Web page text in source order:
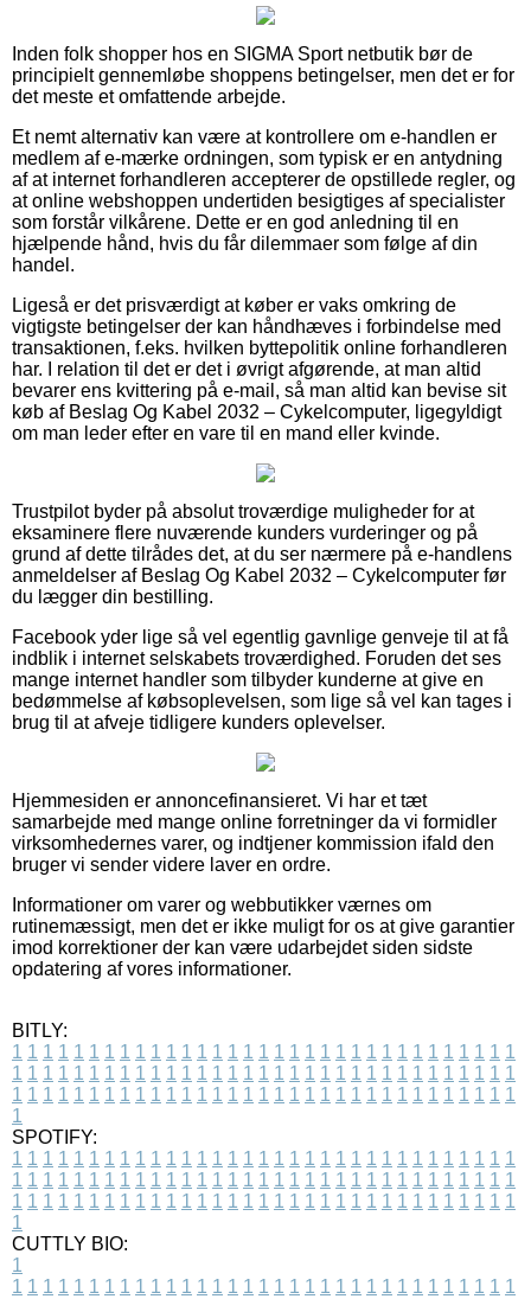
Inden folk shopper hos en SIGMA Sport netbutik bør de
principielt gennemløbe shoppens betingelser, men det er for
det meste et omfattende arbejde.
Et nemt alternativ kan være at kontrollere om e-handlen er
medlem af e-mærke ordningen, som typisk er en antydning
af at internet forhandleren accepterer de opstillede regler, og
at online webshoppen undertiden besigtiges af specialister
som forstår vilkårene. Dette er en god anledning til en
hjælpende hånd, hvis du får dilemmaer som følge af din
handel.
Ligeså er det prisværdigt at køber er vaks omkring de
vigtigste betingelser der kan håndhæves i forbindelse med
transaktionen, f.eks. hvilken byttepolitik online forhandleren
har. I relation til det er det i øvrigt afgørende, at man altid
bevarer ens kvittering på e-mail, så man altid kan bevise sit
køb af Beslag Og Kabel 2032 – Cykelcomputer, ligegyldigt
om man leder efter en vare til en mand eller kvinde.
Trustpilot byder på absolut troværdige muligheder for at
eksaminere flere nuværende kunders vurderinger og på
grund af dette tilrådes det, at du ser nærmere på e-handlens
anmeldelser af Beslag Og Kabel 2032 – Cykelcomputer før
du lægger din bestilling.
Facebook yder lige så vel egentlig gavnlige genveje til at få
indblik i internet selskabets troværdighed. Foruden det ses
mange internet handler som tilbyder kunderne at give en
bedømmelse af købsoplevelsen, som lige så vel kan tages i
brug til at afveje tidligere kunders oplevelser.
Hjemmesiden er annoncefinansieret. Vi har et tæt
samarbejde med mange online forretninger da vi formidler
virksomhedernes varer, og indtjener kommission ifald den
bruger vi sender videre laver en ordre.
Informationer om varer og webbutikker værnes om
rutinemæssigt, men det er ikke muligt for os at give garantier
imod korrektioner der kan være udarbejdet siden sidste
opdatering af vores informationer.
BITLY:
1 1 1 1 1 1 1 1 1 1 1 1 1 1 1 1 1 1 1 1 1 1 1 1 1 1 1 1 1 1 1 1 1
1 1 1 1 1 1 1 1 1 1 1 1 1 1 1 1 1 1 1 1 1 1 1 1 1 1 1 1 1 1 1 1 1
1 1 1 1 1 1 1 1 1 1 1 1 1 1 1 1 1 1 1 1 1 1 1 1 1 1 1 1 1 1 1 1 1
1
SPOTIFY:
1 1 1 1 1 1 1 1 1 1 1 1 1 1 1 1 1 1 1 1 1 1 1 1 1 1 1 1 1 1 1 1 1
1 1 1 1 1 1 1 1 1 1 1 1 1 1 1 1 1 1 1 1 1 1 1 1 1 1 1 1 1 1 1 1 1
1 1 1 1 1 1 1 1 1 1 1 1 1 1 1 1 1 1 1 1 1 1 1 1 1 1 1 1 1 1 1 1 1
1
CUTTLY BIO:
1
1 1 1 1 1 1 1 1 1 1 1 1 1 1 1 1 1 1 1 1 1 1 1 1 1 1 1 1 1 1 1 1 1